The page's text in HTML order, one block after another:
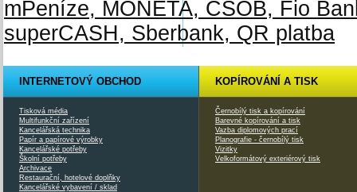
INTERNETOVÝ OBCHOD
Tisková média
Multifunkční zařízení
Kancelářská technika
Papír a papírové výrobky
Kancelářské potřeby
Školní potřeby
Archivace
Restaurační, hotelové doplňky
Kancelářské vybavení / sklad
KOPÍROVÁNÍ A TISK
Černobílý tisk a kopírování
Barevné kopírování a tisk
Vazba diplomových prací
Planografie - černobílý tisk
Vizitky
Velkoformátový exteriérový tisk